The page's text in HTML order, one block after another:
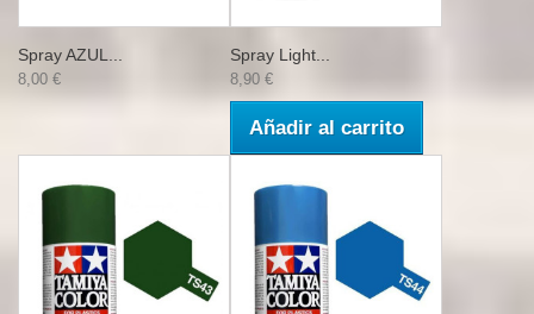
Spray AZUL...
8,00 €
Spray Light...
8,90 €
Añadir al carrito